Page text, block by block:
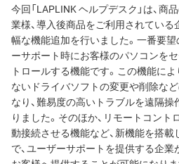
今回「LAPLINK ヘルプデスク」は、
業様、導入後商品をご利用されてい
幅な機能追加を行いました。一番要
ーサポート時にお客様のパソコンを
トロールする機能です。この機能に
ないドライバソフトの変更や削除な
なり、難易度の高いトラブルを遠隔
りました。そのほか、リモートコン
動接続させる機能など、新機能を搭
で、ユーザーサポートを提供する企